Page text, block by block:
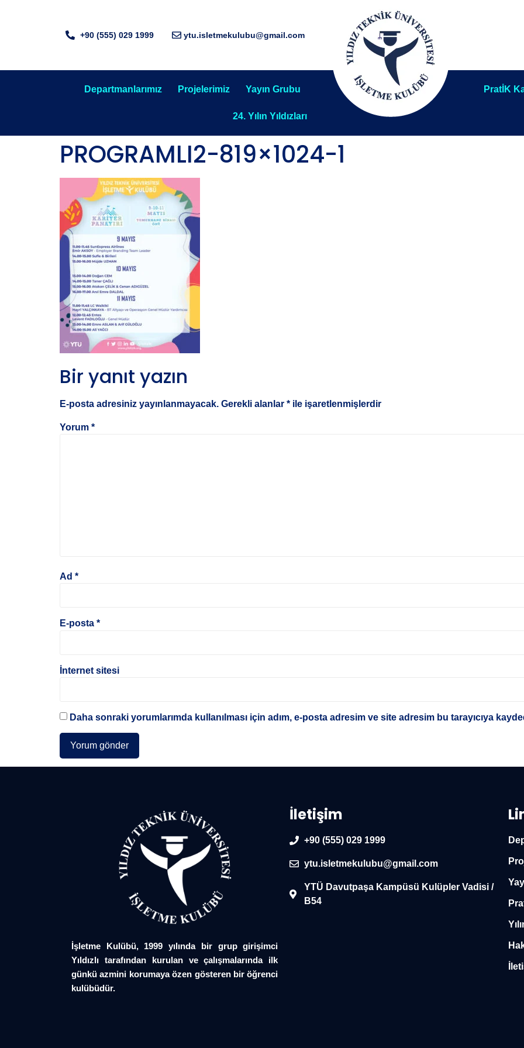
+90 (555) 029 1999 ytu.isletmekulubu@gmail.com
Departmanlarımız Projelerimiz Yayın Grubu
24. Yılın Yıldızları
PratİK
PROGRAMLI2-819×1024-1
Bir yanıt yazın
E-posta adresiniz yayınlanmayacak. Gerekli alanlar * ile işaretlenmişlerdir
Yorum *
Ad *
E-posta *
İnternet sitesi
Daha sonraki yorumlarımda kullanılması için adım, e-posta adresim ve site adresim bu tarayıcıya
İşletme Kulübü, 1999 yılında bir grup girişimci
Yıldızlı tarafından kurulan ve çalışmalarında ilk
günkü azmini korumaya özen gösteren bir öğrenci
kulübüdür.
İletişim
+90 (555) 029 1999
ytu.isletmekulubu@gmail.com
YTÜ Davutpaşa Kampüsü Kulüpler Vadisi /
B54